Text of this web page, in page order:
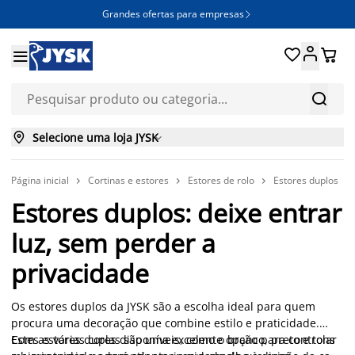
Grandes ofertas para empresas 


 
 Selecione uma loja JYSK
Página inicial  Cortinas e estores  Estores de rolo  Estores duplos
Estores duplos: deixe entrar
luz, sem perder a
privacidade
Os estores duplos da JYSK são a escolha ideal para quem
procura uma decoração que combine estilo e praticidade.
Estes estores duplas são uma excelente opção para controlar
Com as várias cores disponíveis, como o branco, preto e tons